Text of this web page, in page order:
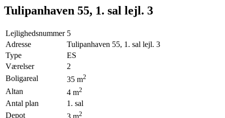
Tulipanhaven 55, 1. sal lejl. 3
Lejlighedsnummer 5
Adresse
Tulipanhaven 55, 1. sal lejl. 3
Type
ES
Værelser
2
Boligareal
35 m2
Altan 4 m2
Antal plan
1. sal
Depot
2